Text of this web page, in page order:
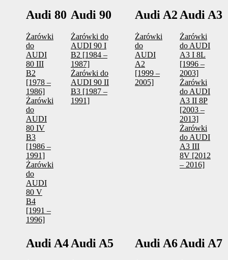
Audi 80
Żarówki
do
AUDI
80 III
B2
[1978 –
1986]
Żarówki
do
AUDI
80 IV
B3
[1986 –
1991]
Żarówki
do
AUDI
80 V
B4
[1991 –
1996]
Audi 90
Żarówki do
AUDI 90 I
B2 [1984 –
1987]
Żarówki do
AUDI 90 II
B3 [1987 –
1991]
Audi A2
Żarówki
do
AUDI
A2
[1999 –
2005]
Audi A3
Żarówki
do AUDI
A3 I 8L
[1996 –
2003]
Żarówki
do AUDI
A3 II 8P
[2003 –
2013]
Żarówki
do AUDI
A3 III
8V [2012
– 2016]
Audi A4Audi A5 Audi A6Audi A7